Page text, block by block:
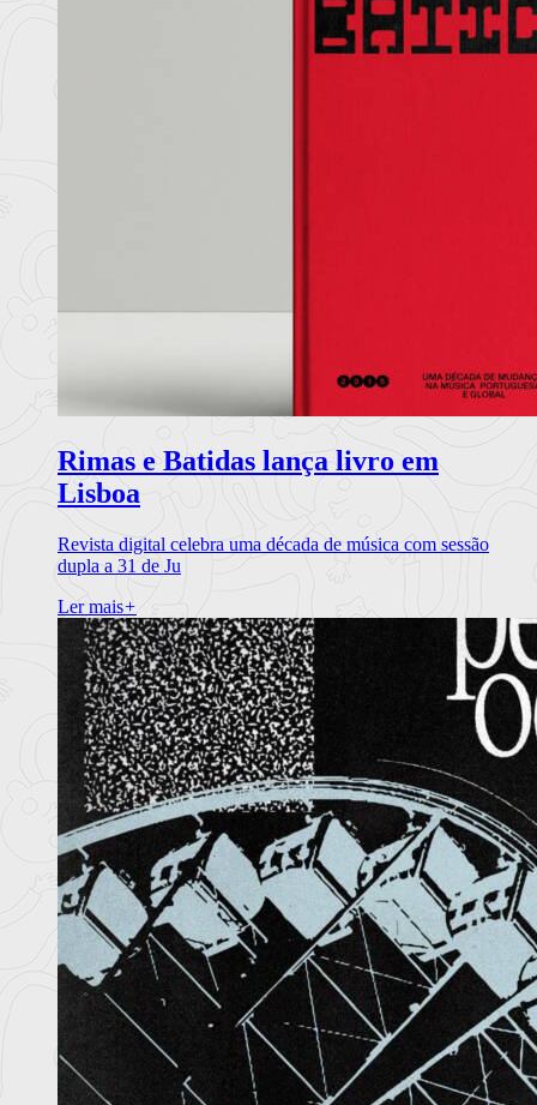
Rimas e Batidas lança livro em
Lisboa
Revista digital celebra uma década de música com sessão
dupla a 31 de Ju
Ler mais+